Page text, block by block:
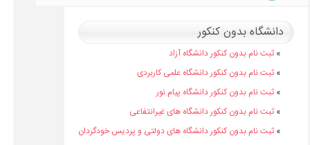
دانشگاه بدون کنکور
» ثبت نام بدون کنکور دانشگاه آزاد
» ثبت نام بدون کنکور دانشگاه علمی کاربردی
» ثبت نام بدون کنکور دانشگاه پیام نور
» ثبت نام بدون کنکور دانشگاه های غیرانتفاعی
» ثبت نام بدون کنکور دانشگاه های دولتی و پردیس خودگردان